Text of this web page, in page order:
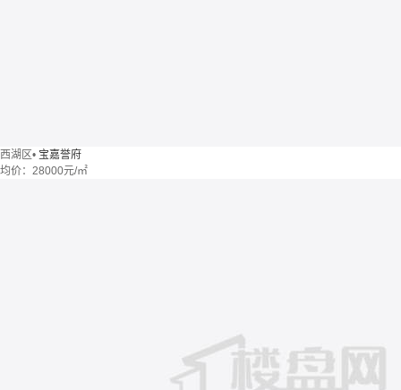
西湖区• 宝嘉誉府
均价： 28000元/㎡